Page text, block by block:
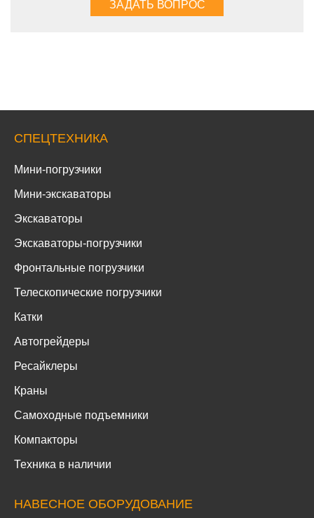
СПЕЦТЕХНИКА
Мини-погрузчики
Мини-экскаваторы
Экскаваторы
Экскаваторы-погрузчики
Фронтальные погрузчики
Телескопические погрузчики
Катки
Автогрейдеры
Ресайклеры
Краны
Самоходные подъемники
Компакторы
Техника в наличии
НАВЕСНОЕ ОБОРУДОВАНИЕ